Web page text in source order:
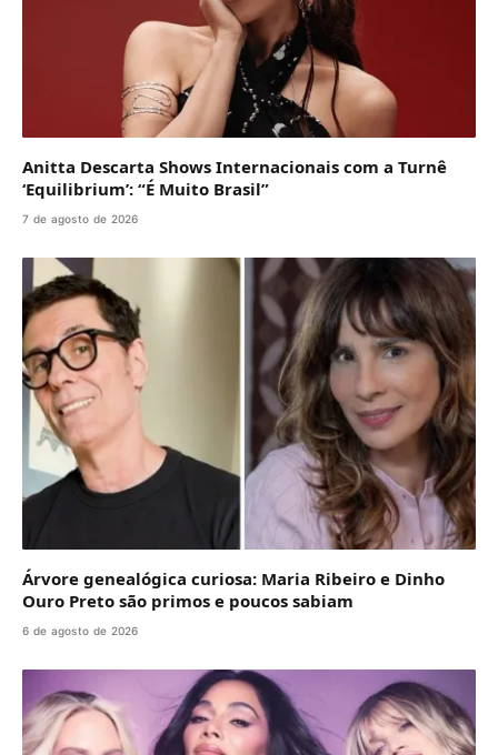
Anitta Descarta Shows Internacionais com a Turnê
‘Equilibrium’: “É Muito Brasil”
7 de agosto de 2026
Árvore genealógica curiosa: Maria Ribeiro e Dinho
Ouro Preto são primos e poucos sabiam
6 de agosto de 2026